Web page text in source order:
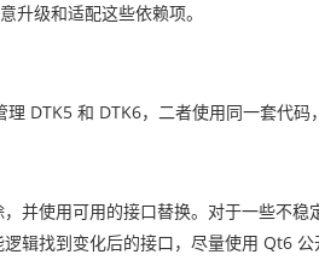
升级和适配这些依赖项。
DTK5 和 DTK6，二者使用同一套代码
并使用可用的接口替换。对于一些不
找到变化后的接口，尽量使用 Qt6 公